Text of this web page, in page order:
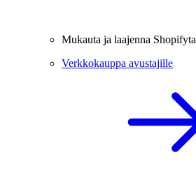
Mukauta ja laajenna Shopifyta
Verkkokauppa avustajille